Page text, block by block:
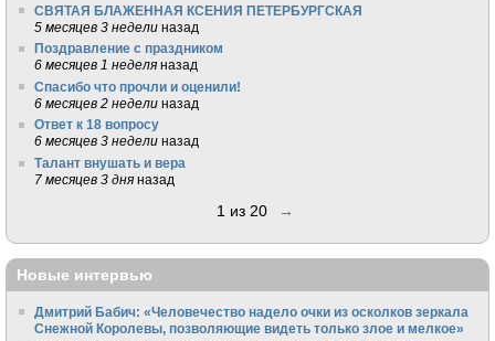
СВЯТАЯ БЛАЖЕННАЯ КСЕНИЯ ПЕТЕРБУРГСКАЯ
5 месяцев 3 недели назад
Поздравление с праздником
6 месяцев 1 неделя назад
Спасибо что прочли и оценили!
6 месяцев 2 недели назад
Ответ к 18 вопросу
6 месяцев 3 недели назад
Талант внушать и вера
7 месяцев 3 дня назад
1 из 20 →
Новые интервью
Дмитрий Бабич: «Человечество надело очки из осколков зеркала
Снежной Королевы, позволяющие видеть только злое и мелкое»